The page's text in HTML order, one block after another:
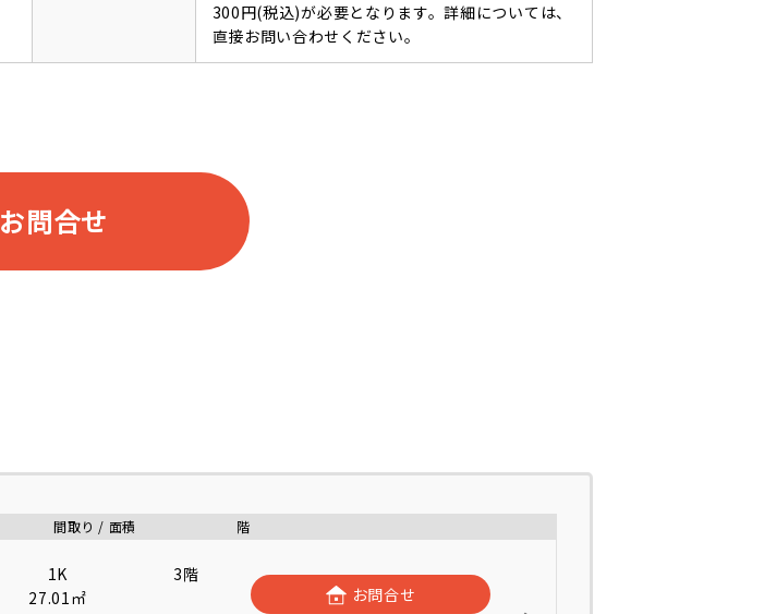
300円(税込)が必要となります。詳細については、
直接お問い合わせください。
お問合せ
間取り / 面積 階
1K
27.01㎡
3階
お問合せ